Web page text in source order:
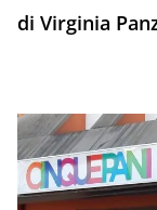
di Virginia